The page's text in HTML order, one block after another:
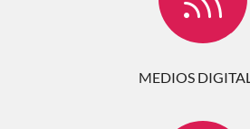
MEDIOS